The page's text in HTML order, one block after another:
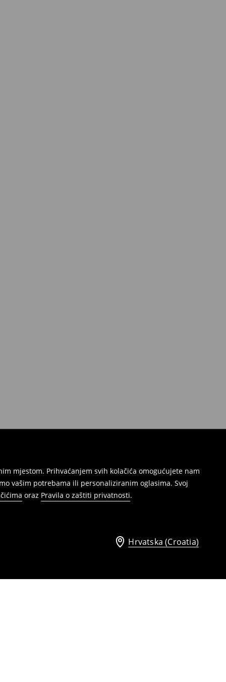
mjestom. Prihvaćanjem svih kolačića omogućujete nam
vašim potrebama ili personaliziranim oglasima. Svoj
oraz Pravila o zaštiti privatnosti.
Hrvatska (Croatia)